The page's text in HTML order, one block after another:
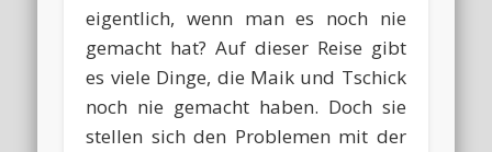
eigentlich, wenn man es noch nie
gemacht hat? Auf dieser Reise gibt
es viele Dinge, die Maik und Tschick
noch nie gemacht haben. Doch sie
stellen sich den Problemen mit der